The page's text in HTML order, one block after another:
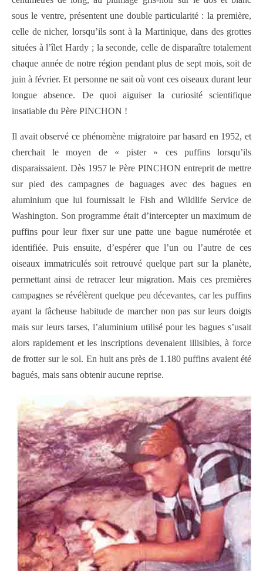
sous le ventre, présentent une double particularité : la première,
celle de nicher, lorsqu’ils sont à la Martinique, dans des grottes
situées à l’îlet Hardy ; la seconde, celle de disparaître totalement
chaque année de notre région pendant plus de sept mois, soit de
juin à février. Et personne ne sait où vont ces oiseaux durant leur
longue absence. De quoi aiguiser la curiosité scientifique
insatiable du Père PINCHON !
Il avait observé ce phénomène migratoire par hasard en 1952, et
cherchait le moyen de « pister » ces puffins lorsqu’ils
disparaissaient. Dès 1957 le Père PINCHON entreprit de mettre
sur pied des campagnes de baguages avec des bagues en
aluminium que lui fournissait le Fish and Wildlife Service de
Washington. Son programme était d’intercepter un maximum de
puffins pour leur fixer sur une patte une bague numérotée et
identifiée. Puis ensuite, d’espérer que l’un ou l’autre de ces
oiseaux immatriculés soit retrouvé quelque part sur la planète,
permettant ainsi de retracer leur migration. Mais ces premières
campagnes se révélèrent quelque peu décevantes, car les puffins
ayant la fâcheuse habitude de marcher non pas sur leurs doigts
mais sur leurs tarses, l’aluminium utilisé pour les bagues s’usait
alors rapidement et les inscriptions devenaient illisibles, à force
de frotter sur le sol. En huit ans près de 1.180 puffins avaient été
bagués, mais sans obtenir aucune reprise.